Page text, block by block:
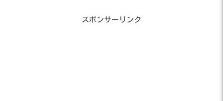
スポンサーリンク